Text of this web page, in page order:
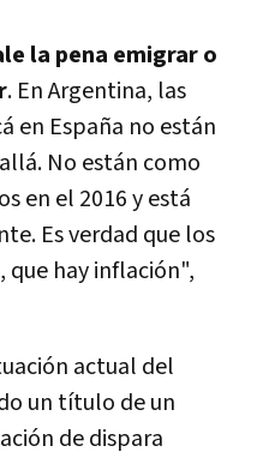
la pena emigrar o
. En Argentina, las
en España no están
No están como
en el 2016 y está
Es verdad que los
que hay inflación",
actual del
un título de un
de dispara